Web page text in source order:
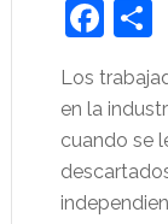
Los
en la
cuando se